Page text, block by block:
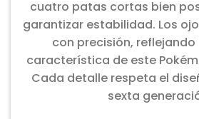
cuatro patas cortas bien
garantizar estabilidad. Los
con precisión, reflejando
característica de este
Cada detalle respeta el
sexta